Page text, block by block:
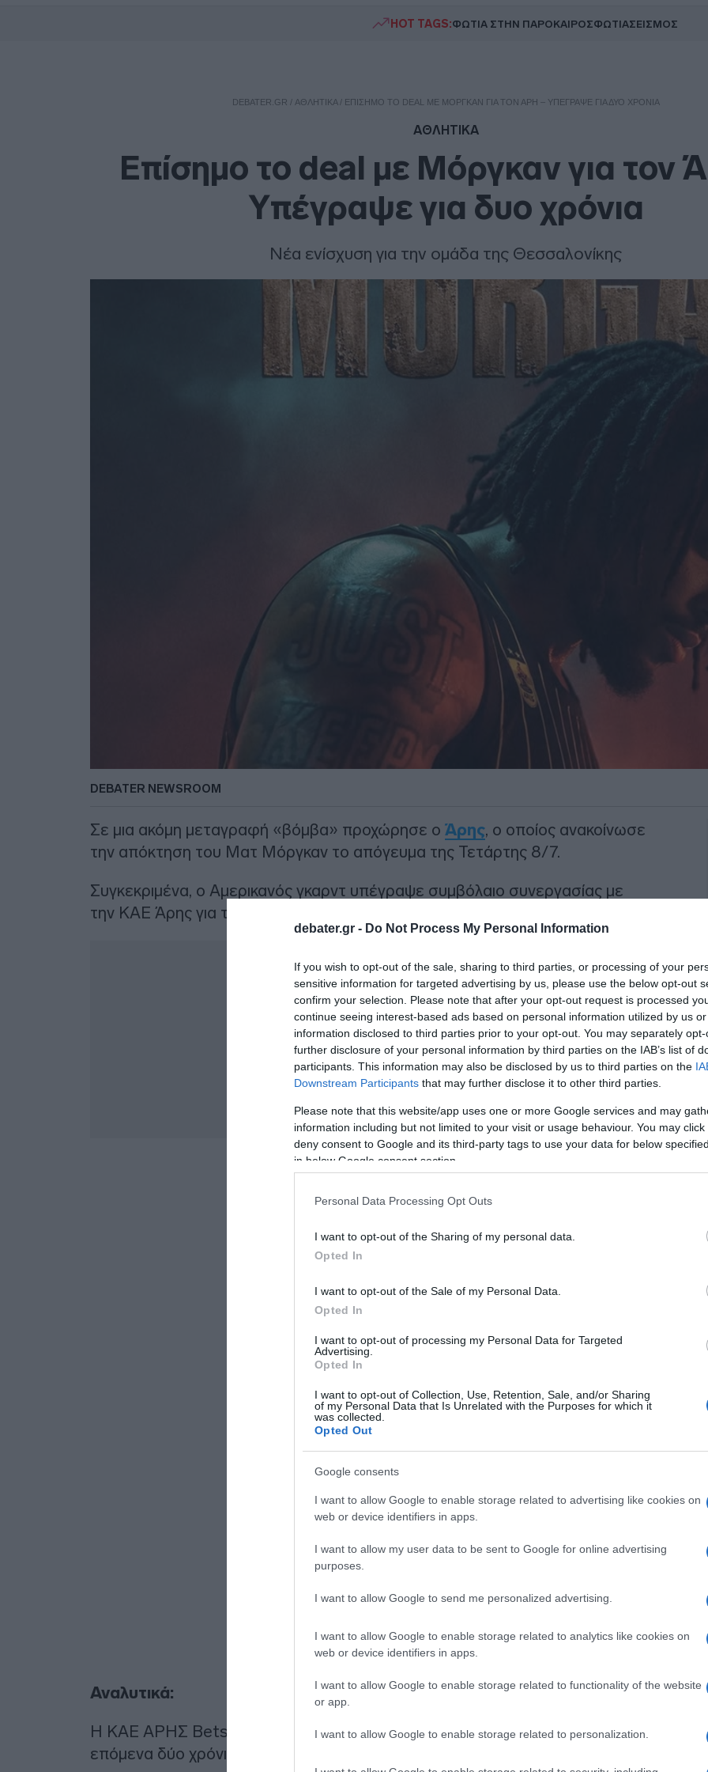
debater.gr - Do Not Process My Personal Information
If you wish to opt-out of the sale, sharing to third parties, or processing of your
sensitive information for targeted advertising by us, please use the below opt-out
confirm your selection. Please note that after your opt-out request is processed
continue seeing interest-based ads based on personal information utilized by us
information disclosed to third parties prior to your opt-out. You may separately
further disclosure of your personal information by third parties on the IAB’s list of
participants. This information may also be disclosed by us to third parties on the
Downstream Participants that may further disclose it to other third parties.
Please note that this website/app uses one or more Google services and may
information including but not limited to your visit or usage behaviour. You may
deny consent to Google and its third-party tags to use your data for below
in below Google consent section.
Personal Data Processing Opt Outs
I want to opt-out of the Sharing of my personal data.
Opted In
I want to opt-out of the Sale of my Personal Data.
Opted In
I want to opt-out of processing my Personal Data for Targeted
Advertising.
Opted In
I want to opt-out of Collection, Use, Retention, Sale, and/or Sharing
of my Personal Data that Is Unrelated with the Purposes for which it
was collected.
Opted Out
Google consents
I want to allow Google to enable storage related to advertising like cookies on
web or device identifiers in apps.
I want to allow my user data to be sent to Google for online advertising
purposes.
I want to allow Google to send me personalized advertising.
I want to allow Google to enable storage related to analytics like cookies on
web or device identifiers in apps.
I want to allow Google to enable storage related to functionality of the website
or app.
I want to allow Google to enable storage related to personalization.
HOT TAGS:ΦΩΤΙΑ ΣΤΗΝ ΠΑΡΟΚΑΙΡΟΣΦΩΤΙΑΣΕΙΣΜΟΣ
DEBATER.GR / ΑΘΛΗΤΙΚΑ/ ΕΠΊΣΗΜΟ ΤΟ DEAL ΜΕ ΜΌΡΓΚΑΝ ΓΙΑ ΤΟΝ ΆΡΗ – ΥΠΈΓΡΑΨΕ ΓΙΑ ΔΥΟ ΧΡΌΝΙΑ
ΑΘΛΗΤΙΚΑ
Επίσημο το deal με Μόργκαν για τον
Υπέγραψε για δυο χρόνια
Νέα ενίσχυση για την ομάδα της Θεσσαλονίκης
DEBATER NEWSROOM
Σε μια ακόμη μεταγραφή «βόμβα» προχώρησε ο Άρης, ο οποίος ανακοίνωσε
την απόκτηση του Ματ Μόργκαν το απόγευμα της Τετάρτης 8/7.
Συγκεκριμένα, ο Αμερικανός γκαρντ υπέγραψε συμβόλαιο συνεργασίας με
την ΚΑΕ Άρης για τα επόμενα δύο χρόνια.
Αναλυτικά:
Η ΚΑΕ ΑΡΗΣ Betsson ανακοινώνει την απόκτηση του Matt Morgan για τα
επόμενα δύο χρόνια.